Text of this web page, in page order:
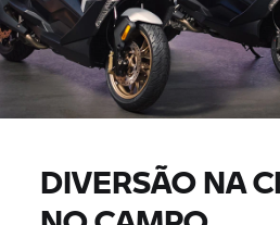
DIVERSÃO NA